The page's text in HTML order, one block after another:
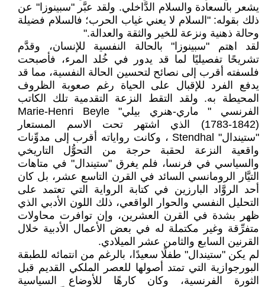
يشعر بالسعادة والسلام الدَّاخلي. ولقد عبَّر "سبينوزا" عن
ذلك بقوله: "السلام لا يعني غياب الحرب؛ فالسلام فضيلة
وحالة ذهنية ونزعة للخير والثقة والعدالة."
لقد اهتم "سبينوزا" بالحالة النفسية للإنسان، وقدَّم
تشريحًا تفصيليًا لما قد يدور في خُلد المرء، فأصبحت
فلسفته أقرب إلى نصائح لتحسين الحالة النفسية، مما قد
يدفع الفرد للإقبال على الحياة رغم صعوبة الظروف
المحيطة به. ولقد التقط النزعة التقدمية تلك الكاتب
الفرنسي " ماري-هنري بيلي" Marie-Henri Beyle
(1783-1842) الذي اشتهر تحت الاسم المستعار
"ستيندال" Stendhal ، وكانت رواياته أقرب إلى مدوِّنات
واقعية النزعة لحقبة حرجة من التحوُّل التاريخي
والسياسي في فرنسا، فلم يغرق "ستيندال" في متاهات
التيَّار الرومانسي السائد في القرن التاسع عشر، بل كان
أحد الروَّاد البارزين في كتابة الرواية التي تعتمد على
التحليل النفسي والحوار الواقعي، ذلك اللون الأدبي الذي
ظهر بشدة في القرن العشرين، وإن توافرت محاولات
متفرِّقة وغير مكتملة له في بعض الأعمال الأدبية خلال
القرنين السابع والثامن عشر الميلادي.
لم يكن "ستيندال" طفلًا سعيدًا، بالرغم من انتمائه للطبقة
البورجوازية التي تمتد أصولها للعصر الملكي القديم قبل
الثورة الفرنسية، وكان كارهًا للأوضاع السياسية